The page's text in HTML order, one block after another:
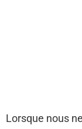
Lorsque nous